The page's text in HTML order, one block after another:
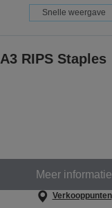
Snelle weergave
A3 RIPS Staples
Meer informatie
Verkooppunten